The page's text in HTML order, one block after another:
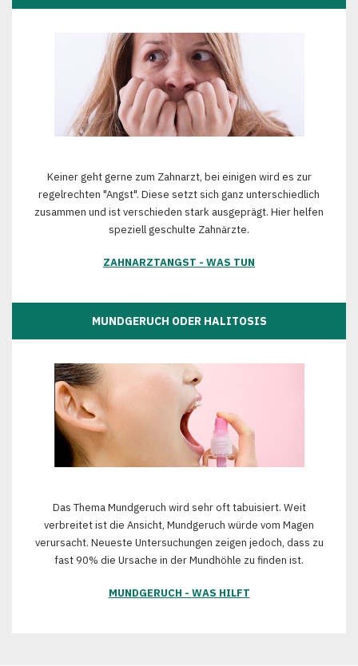
Keiner geht gerne zum Zahnarzt, bei einigen wird es zur
regelrechten "Angst". Diese setzt sich ganz unterschiedlich
zusammen und ist verschieden stark ausgeprägt. Hier helfen
speziell geschulte Zahnärzte.
ZAHNARZTANGST - WAS TUN
MUNDGERUCH ODER HALITOSIS
Das Thema Mundgeruch wird sehr oft tabuisiert. Weit
verbreitet ist die Ansicht, Mundgeruch würde vom Magen
verursacht. Neueste Untersuchungen zeigen jedoch, dass zu
fast 90% die Ursache in der Mundhöhle zu finden ist.
MUNDGERUCH - WAS HILFT